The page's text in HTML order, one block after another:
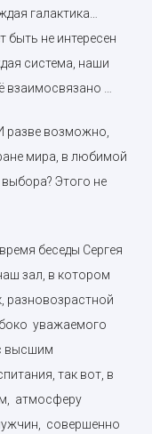
галактика…
быть не интересен
система, наши
взаимосвязано …
разве возможно,
мира, в любимой
Этого не
беседы Сергея
зал, в котором
разновозрастной
уважаемого
высшим
так вот, в
атмосферу
совершенно